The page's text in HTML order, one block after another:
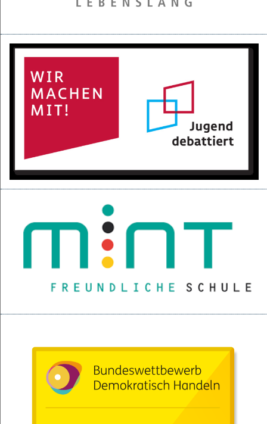
Projektpräsentation der 6d für den BGC
16.05.2025
Kurzfilme über den Izmir-Austausch im Kino
22.04.2025
KI-Fortbildung der Lehrerschaft
Null-Tage-Feier und Ferien!